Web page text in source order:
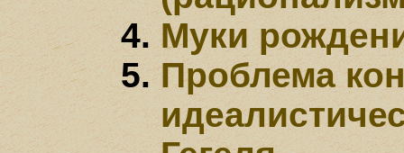
Муки
Проблема